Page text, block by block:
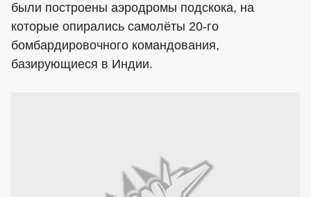
были построены аэродромы подскока, на
которые опирались самолёты 20-го
бомбардировочного командования,
базирующиеся в Индии.